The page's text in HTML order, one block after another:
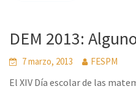
DEM 2013:
7 marzo, 2013 FESPM
El XIV Día escolar de las